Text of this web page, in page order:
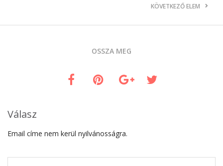
KÖVETKEZŐ ELEM
OSSZA MEG
Válasz
Email címe nem kerül nyilvánosságra.